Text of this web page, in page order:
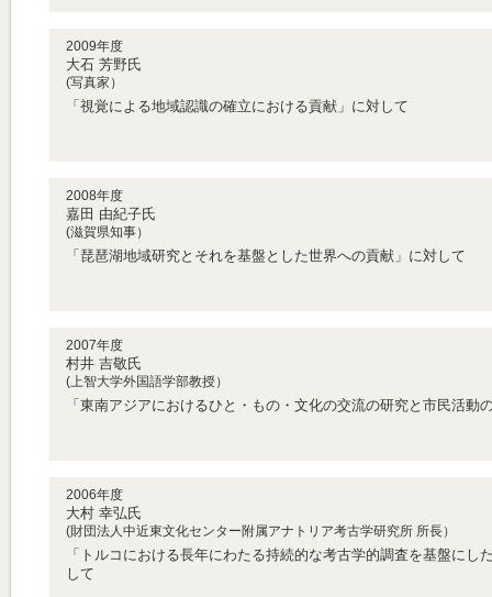
2009年度
大石 芳野氏
(写真家）
「視覚による地域認識の確立における貢献」に対して
2008年度
嘉田 由紀子氏
(滋賀県知事）
「琵琶湖地域研究とそれを基盤とした世界への貢献」に対して
2007年度
村井 吉敬氏
(上智大学外国語学部教授）
「東南アジアにおけるひと・もの・文化の交流の研究と市民活動
2006年度
大村 幸弘氏
(財団法人中近東文化センター附属アナトリア考古学研究所 所長）
「トルコにおける長年にわたる持続的な考古学的調査を基盤にし
して